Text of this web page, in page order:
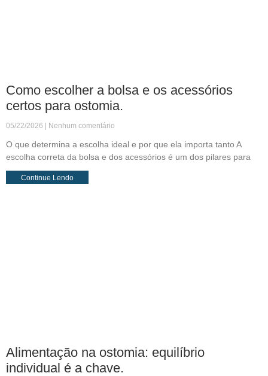
Como escolher a bolsa e os acessórios
certos para ostomia.
05/22/2026 Nenhum comentário
O que determina a escolha ideal e por que ela importa tanto A
escolha correta da bolsa e dos acessórios é um dos pilares para
Continue Lendo
Alimentação na ostomia: equilíbrio
individual é a chave.